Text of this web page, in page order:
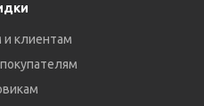
и клиентам